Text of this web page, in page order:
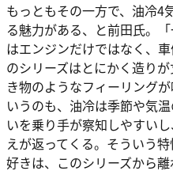
もっともその一方で、油冷4
る魅力がある、と前田氏。
はエンジンだけではなく、
のシリーズはとにかく造り
き物のようなフィーリング
いうのも、油冷は季節や気
いを乗り手が察知しやすい
えが返ってくる。そういう
好きは、このシリーズから